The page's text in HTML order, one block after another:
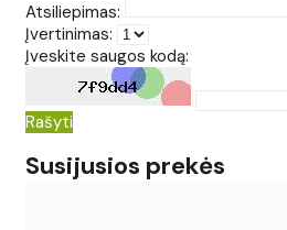
Atsiliepimas:
Įvertinimas:
Įveskite saugos kodą:
Rašyti
Susijusios prekės